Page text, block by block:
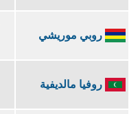
روبي موريشي
روفيا مالديفية